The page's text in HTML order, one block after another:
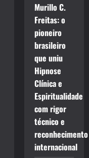
Murillo C.
Freitas: o
pioneiro
brasileiro
que uniu
Hipnose
Clínica e
Espiritualidade
com rigor
técnico e
reconhecimento
internacional